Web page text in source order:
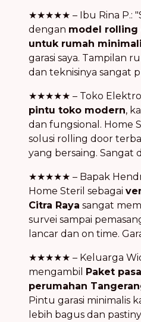
★★★★★ – Ibu Rina P.:
dengan model rolling
untuk rumah
garasi saya. Tampilan
dan teknisinya sangat
★★★★★ – Toko
pintu toko modern,
dan fungsional. Home
solusi rolling door
yang bersaing. Sangat
★★★★★ – Bapak
Home Steril sebagai
Citra Raya sangat
survei sampai
lancar dan on time.
★★★★★ – Keluarga
mengambil Paket
perumahan
Pintu garasi minimalis
lebih bagus dan